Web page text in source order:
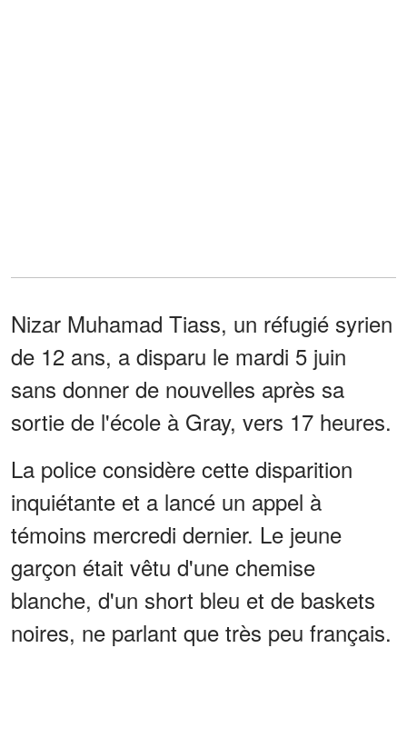
Nizar Muhamad Tiass, un réfugié syrien
de 12 ans, a disparu le mardi 5 juin
sans donner de nouvelles après sa
sortie de l'école à Gray, vers 17 heures.
La police considère cette disparition
inquiétante et a lancé un appel à
témoins mercredi dernier. Le jeune
garçon était vêtu d'une chemise
blanche, d'un short bleu et de baskets
noires, ne parlant que très peu français.